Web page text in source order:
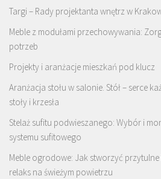
Targi – Rady projektanta wnętrz w
Meble z modułami przechowywania:
potrzeb
Projekty i aranżacje mieszkań pod klucz
Aranżacja stołu w salonie. Stół – serce
stoły i krzesła
Stelaż sufitu podwieszanego: Wybór i
systemu sufitowego
Meble ogrodowe: Jak stworzyć
relaks na świeżym powietrzu